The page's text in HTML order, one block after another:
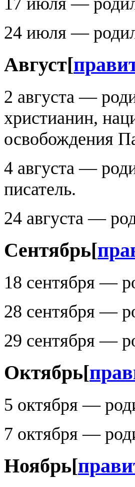
24 июля —
Август[
2 августа —
христианин,
освобождения
4 августа —
писатель.
24 августа —
Сентябрь[
18 сентября —
28 сентября —
29 сентября —
Октябрь[
5 октября —
7 октября —
Ноябрь[